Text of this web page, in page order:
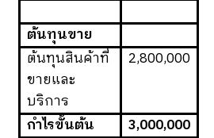
ต้นทุนขาย
ต้นทุนสินค้าที่
ขายและ
บริการ
2,800,000
กำไรขั้นต้น 3,000,000